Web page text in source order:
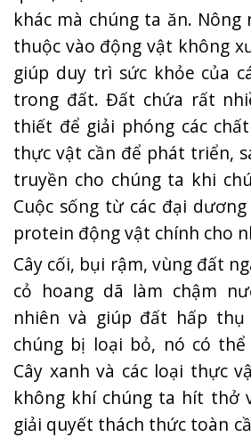
khác mà chúng ta ăn. Nông
thuộc vào động vật không
giúp duy trì sức khỏe của
trong đất. Đất chứa rất
thiết để giải phóng các
thực vật cần để phát triển,
truyền cho chúng ta khi
Cuộc sống từ các đại
protein động vật chính cho
Cây cối, bụi rậm, vùng đất
cỏ hoang dã làm chậm
nhiên và giúp đất hấp thụ
chúng bị loại bỏ, nó có
Cây xanh và các loại thực
không khí chúng ta hít thở
giải quyết thách thức toàn